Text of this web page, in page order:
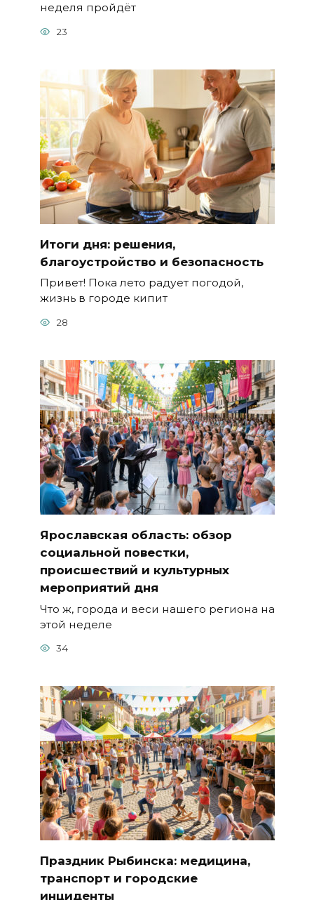
неделя пройдёт
23
Итоги дня: решения,
благоустройство и безопасность
Привет! Пока лето радует погодой,
жизнь в городе кипит
28
Ярославская область: обзор
социальной повестки,
происшествий и культурных
мероприятий дня
Что ж, города и веси нашего региона на
этой неделе
34
Праздник Рыбинска: медицина,
транспорт и городские
инциденты